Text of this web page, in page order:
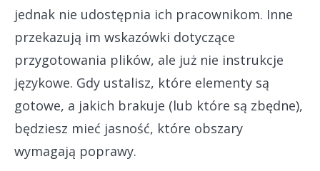
jednak nie udostępnia ich pracownikom. Inne
przekazują im wskazówki dotyczące
przygotowania plików, ale już nie instrukcje
językowe. Gdy ustalisz, które elementy są
gotowe, a jakich brakuje (lub które są zbędne),
będziesz mieć jasność, które obszary
wymagają poprawy.